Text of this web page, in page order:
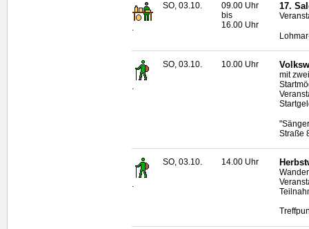
.
SO, 03.10.
09.00 Uhr
bis
16.00 Uhr
17.
.
SO, 03.10. 10.00 Uhr
mit
Straße
.
SO, 03.10. 14.00 Uhr